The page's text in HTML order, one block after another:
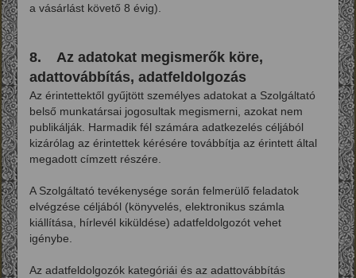
a vásárlást követő 8 évig).
8. Az adatokat megismerők köre,
adattovábbítás, adatfeldolgozás
Az érintettektől gyűjtött személyes adatokat a Szolgáltató
belső munkatársai jogosultak megismerni, azokat nem
publikálják. Harmadik fél számára adatkezelés céljából
kizárólag az érintettek kérésére továbbítja az érintett által
megadott címzett részére.
A Szolgáltató tevékenysége során felmerülő feladatok
elvégzése céljából (könyvelés, elektronikus számla
kiállítása, hírlevél kiküldése) adatfeldolgozót vehet
igénybe.
Az adatfeldolgozók kategóriái és az adattovábbítás